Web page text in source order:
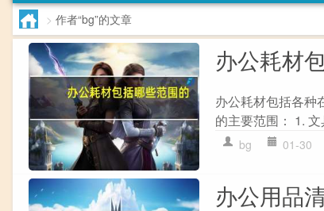
> 作者“bg”的文章
办公耗材
办公耗材包括各种
的主要范围： 1.
bg 01-30
办公用品